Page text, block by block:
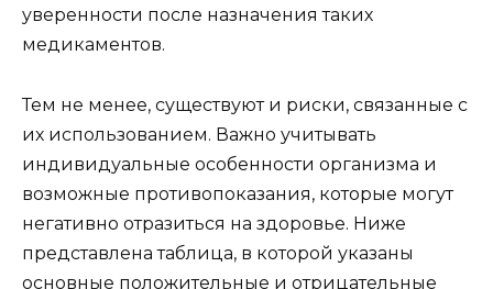
уверенности после назначения таких
медикаментов.
Тем не менее, существуют и риски, связанные с
их использованием. Важно учитывать
индивидуальные особенности организма и
возможные противопоказания, которые могут
негативно отразиться на здоровье. Ниже
представлена таблица, в которой указаны
основные положительные и отрицательные